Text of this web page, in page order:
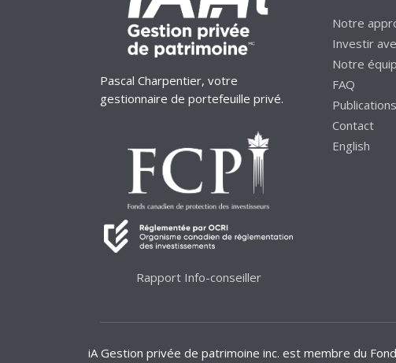
Pascal Charpentier, votre
gestionnaire de portefeuille privé.
Rapport Info-conseiller
Notre
Investir
Notre
FAQ
Publications
Contact
English
iA Gestion privée de patrimoine inc. est membre du